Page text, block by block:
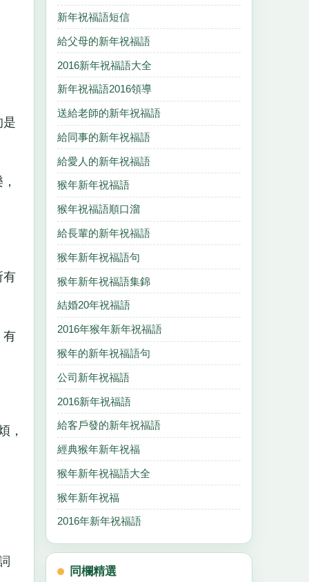
有
有
，
新年祝福語短信
給父母的新年祝福語
2016新年祝福語大全
新年祝福語2016領導
送給老師的新年祝福語
給同事的新年祝福語
給愛人的新年祝福語
猴年新年祝福語
猴年祝福語順口溜
給長輩的新年祝福語
猴年新年祝福語句
猴年新年祝福語集錦
結婚20年祝福語
2016年猴年新年祝福語
猴年的新年祝福語句
公司新年祝福語
2016新年祝福語
給客戶發的新年祝福語
經典猴年新年祝福
猴年新年祝福語大全
猴年新年祝福
2016年新年祝福語
同欄精選